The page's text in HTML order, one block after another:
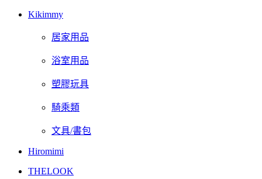
Kikimmy
居家用品
浴室用品
塑膠玩具
騎乘類
文具/書包
Hiromimi
THELOOK